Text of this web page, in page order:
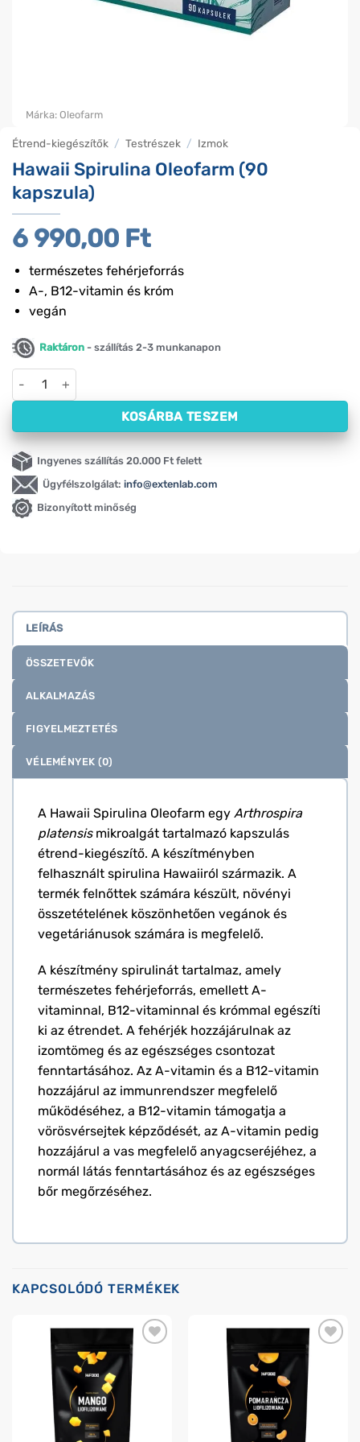
Étrend-kiegészítők / Testrészek / Izmok
Hawaii Spirulina Oleofarm (90
kapszula)
6 990,00 Ft
természetes fehérjeforrás
A-, B12-vitamin és króm
vegán
Raktáron - szállítás 2-3 munkanapon
Hawaii Spirulina Oleofarm (90 kapszula) mennyiség
KOSÁRBA TESZEM
Ingyenes szállítás 20.000 Ft felett
Ügyfélszolgálat: info@extenlab.com
Bizonyított minőség
Márka: Oleofarm
LEÍRÁS
ÖSSZETEVŐK
ALKALMAZÁS
FIGYELMEZTETÉS
VÉLEMÉNYEK (0)
A Hawaii Spirulina Oleofarm egy Arthrospira
platensismikroalgát tartalmazó kapszulás
étrend-kiegészítő. A készítményben
felhasznált spirulina Hawaiiról származik. A
termék felnőttek számára készült, növényi
összetételének köszönhetően vegánok és
vegetáriánusok számára is megfelelő.
A készítmény spirulinát tartalmaz, amely
természetes fehérjeforrás, emellett A-
vitaminnal, B12-vitaminnal és krómmal egészíti
ki az étrendet. A fehérjék hozzájárulnak az
izomtömeg és az egészséges csontozat
fenntartásához. Az A-vitamin és a B12-vitamin
hozzájárul az immunrendszer megfelelő
működéséhez, a B12-vitamin támogatja a
vörösvérsejtek képződését, az A-vitamin pedig
hozzájárul a vas megfelelő anyagcseréjéhez, a
normál látás fenntartásához és az egészséges
bőr megőrzéséhez.
KAPCSOLÓDÓ TERMÉKEK